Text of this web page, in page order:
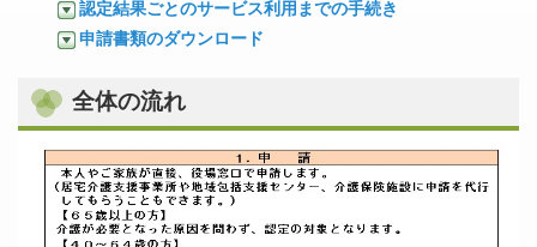
認定結果ごとのサービス利用までの手続き
申請書類のダウンロード
全体の流れ